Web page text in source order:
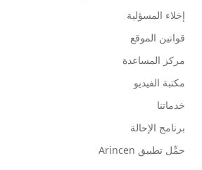
إخلاء المسؤلية
قوانين الموقع
مركز المساعدة
مكتبة الفيديو
خدماتنا
برنامج الإحالة
حمِّل تطبيق Arincen